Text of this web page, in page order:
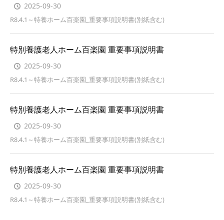
2025-09-30
R8.4.1～特養ホーム百楽園_重要事項説明書(別紙含む)
特別養護老人ホーム百楽園 重要事項説明書
2025-09-30
R8.4.1～特養ホーム百楽園_重要事項説明書(別紙含む)
特別養護老人ホーム百楽園 重要事項説明書
2025-09-30
R8.4.1～特養ホーム百楽園_重要事項説明書(別紙含む)
特別養護老人ホーム百楽園 重要事項説明書
2025-09-30
R8.4.1～特養ホーム百楽園_重要事項説明書(別紙含む)